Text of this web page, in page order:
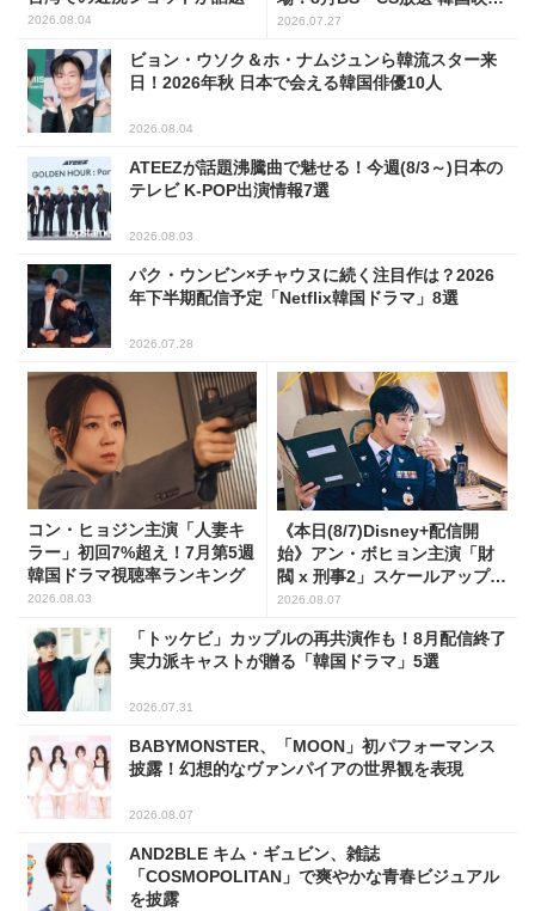
2026.08.04
(全109選)
2026.07.27
ビョン・ウソク＆ホ・ナムジュンら韓流スター来
日！2026年秋 日本で会える韓国俳優10人
2026.08.04
ATEEZが話題沸騰曲で魅せる！今週(8/3～)日本の
テレビ K-POP出演情報7選
2026.08.03
パク・ウンビン×チャウヌに続く注目作は？2026
年下半期配信予定「Netflix韓国ドラマ」8選
2026.07.28
コン・ヒョジン主演「人妻キ
ラー」初回7%超え！7月第5週
韓国ドラマ視聴率ランキング
2026.08.03
《本日(8/7)Disney+配信開
始》アン・ボヒョン主演「財
閥 x 刑事2」スケールアップし
たFLEX捜査に注目
2026.08.07
「トッケビ」カップルの再共演作も！8月配信終了
実力派キャストが贈る「韓国ドラマ」5選
2026.07.31
BABYMONSTER、「MOON」初パフォーマンス
披露！幻想的なヴァンパイアの世界観を表現
2026.08.07
AND2BLE キム・ギュビン、雑誌
「COSMOPOLITAN」で爽やかな青春ビジュアル
を披露